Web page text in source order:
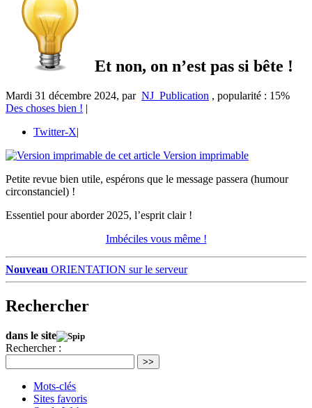
Et non, on n’est pas si bête !
Mardi 31 décembre 2024, par NJ_Publication , popularité : 15%
Des choses bien ! |
Twitter-X|
Version imprimable
Petite revue bien utile, espérons que le message passera (humour
circonstanciel) !
Essentiel pour aborder 2025, l’esprit clair !
Imbéciles vous même !
Nouveau ORIENTATION sur le serveur
Rechercher
dans le site
Rechercher :
>>
Mots-clés
Sites favoris